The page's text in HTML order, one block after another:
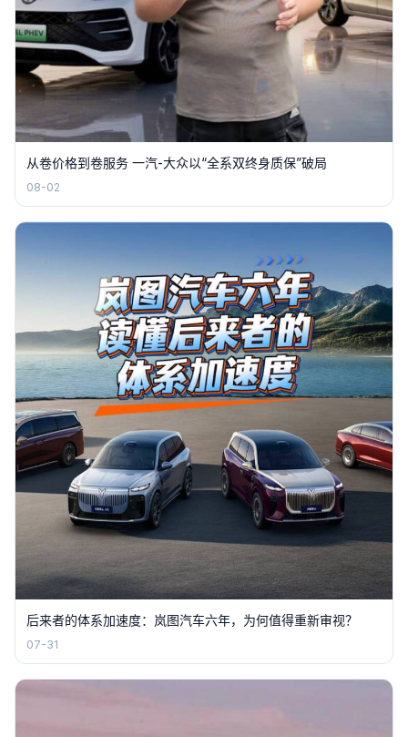
从卷价格到卷服务 一汽-大众以“全系双终身质保”破局
08-02
后来者的体系加速度：岚图汽车六年，为何值得重新审视？
07-31